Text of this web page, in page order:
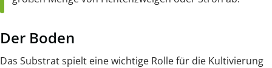
Der Boden
Das Substrat spielt eine wichtige Rolle für die Kultivierung